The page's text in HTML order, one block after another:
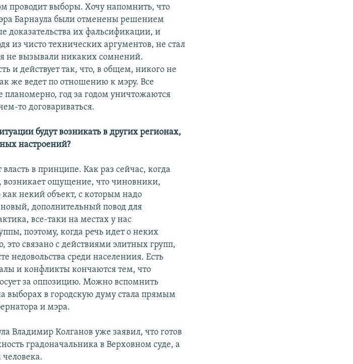
проводит выборы. Хочу напомнить, что
Барнаула были отменены решением
доказательства их фальсификации, и
из чисто технических аргументов, не стал
не вызывали никаких сомнений.
и действует так, что, в общем, никого не
же ведет по отношению к мэру. Все
год за годом уничтожаются
то договариваться.
будут возникать в других регионах,
настроений?
в принципе. Как раз сейчас, когда
возникает ощущение, что чиновники,
некий объект, с которым надо
новый, дополнительный повод для
все-таки на местах у нас
поэтому, когда речь идет о неких
связано с действиями элитных групп,
недовольства среди населениия. Есть
и конфликты кончаются тем, что
за оппозицию. Можно вспомнить
выборах в городскую думу стала прямым
и мэра.
Владимир Колганов уже заявил, что готов
градоначальника в Верховном суде, а